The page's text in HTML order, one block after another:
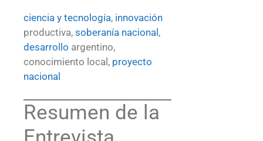
ciencia y tecnología, innovación
productiva, soberanía nacional ,
desarrollo argentino,
conocimiento local, proyecto
nacional
Resumen de la